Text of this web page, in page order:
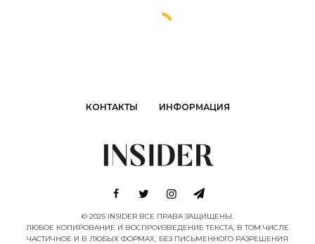
КОНТАКТЫ ИНФОРМАЦИЯ
© 2025 INSIDER ВСЕ ПРАВА ЗАЩИЩЕНЫ.
ЛЮБОЕ КОПИРОВАНИЕ И ВОСПРОИЗВЕДЕНИЕ ТЕКСТА, В ТОМ ЧИСЛЕ
ЧАСТИЧНОЕ И В ЛЮБЫХ ФОРМАХ, БЕЗ ПИСЬМЕННОГО РАЗРЕШЕНИЯ